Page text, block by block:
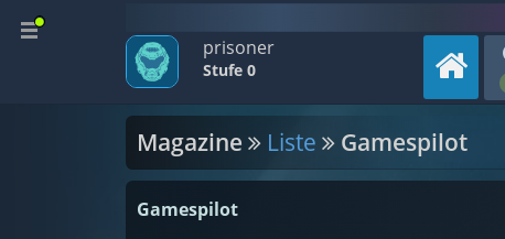
prisoner
Stufe 0
Magazine Liste Gamespilot
Gamespilot